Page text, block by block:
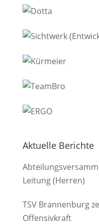
Aktuelle Berichte
Leitung (Herren)
TSV Brannenburg
Offensivkraft